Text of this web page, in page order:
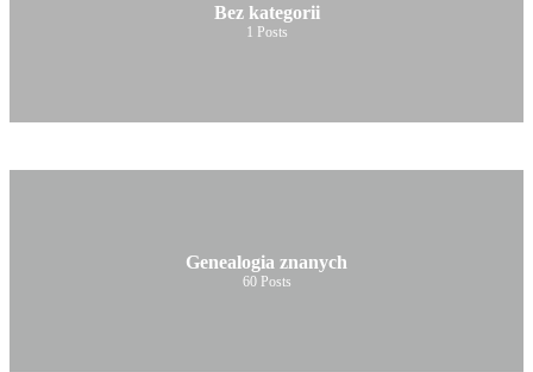
Bez kategorii
1 Posts
Genealogia znanych
60 Posts